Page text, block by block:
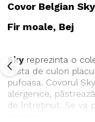
Covor Belgian
Fir moale, Bej
Sky reprezinta o
vasta de culori
pufoasa. Covorul
alergenice,
de întreținut. Se va